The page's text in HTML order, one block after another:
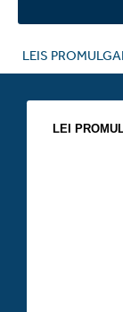
LEIS
LEI